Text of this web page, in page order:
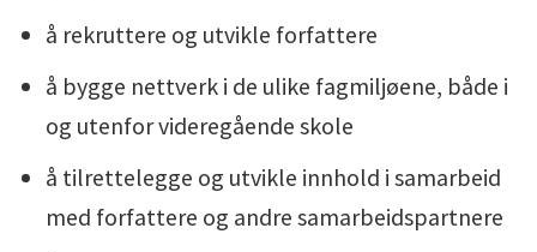
å rekruttere og utvikle forfattere
å bygge nettverk i de ulike fagmiljøene, både i
og utenfor videregående skole
å tilrettelegge og utvikle innhold i samarbeid
med forfattere og andre samarbeidspartnere